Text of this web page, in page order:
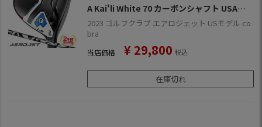
A Kai'li White 70 カーボンシャフト USA直
輸入品 2023年モデル AEROJETMD 【上半期
SALE】
2023 ゴルフクラブ エアロジェット USモデル co
bra
当店価格 ¥ 29,800 税込
在庫切れ